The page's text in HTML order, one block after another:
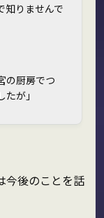
知りませんで
の厨房でつ
が」
今後のことを話